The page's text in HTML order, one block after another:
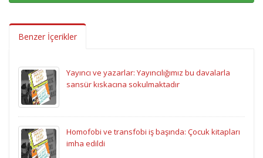
Benzer İçerikler
Yayıncı ve yazarlar: Yayıncılığımız bu davalarla
sansür kıskacına sokulmaktadır
Homofobi ve transfobi iş başında: Çocuk kitapları
imha edildi